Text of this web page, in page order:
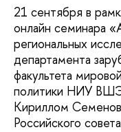
21 сентября в
онлайн семинара
региональных
департамента
факультета
политики НИУ ВШЭ
Кириллом
Российского